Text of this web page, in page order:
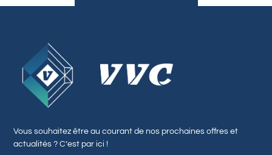
Vous souhaitez être au courant de nos prochaines offres et
actualités ? C’est par ici !